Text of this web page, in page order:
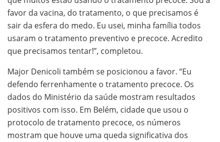
favor da vacina, do tratamento, o que precisamos é
sair da esfera do medo. Eu usei, minha família todos
usaram o tratamento preventivo e precoce. Acredito
que precisamos tentar!”, completou.
Major Denicoli também se posicionou a favor. “Eu
defendo ferrenhamente o tratamento precoce. Os
dados do Ministério da saúde mostram resultados
positivos com isso. Em Belém, cidade que usou o
protocolo de tratamento precoce, os números
mostram que houve uma queda significativa dos